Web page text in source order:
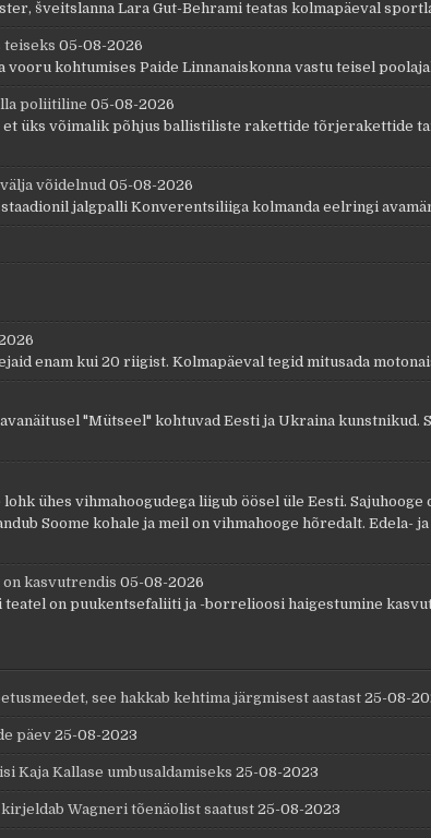
šveitslanna Lara Gut-Behrami teatas kolmapäeval
teiseks 05-08-2026
kohtumises Paide Linnanaiskonna vastu teisel
poliitiline 05-08-2026
üks võimalik põhjus ballistiliste rakettide tõrjerakettide
võidelnud 05-08-2026
jalgpalli Konverentsiliiga kolmanda eelringi
enam kui 20 riigist. Kolmapäeval tegid mitusada
"Mütseel" kohtuvad Eesti ja Ukraina kunstnikud.
ühes vihmahoogudega liigub öösel üle Eesti.
Soome kohale ja meil on vihmahooge hõredalt. Edela-
kasvutrendis 05-08-2026
on puukentsefaliiti ja -borrelioosi haigestumine
see hakkab kehtima järgmisest aastast 25-08-
päev 25-08-2023
Kaja Kallase umbusaldamiseks 25-08-2023
Wagneri tõenäolist saatust 25-08-2023